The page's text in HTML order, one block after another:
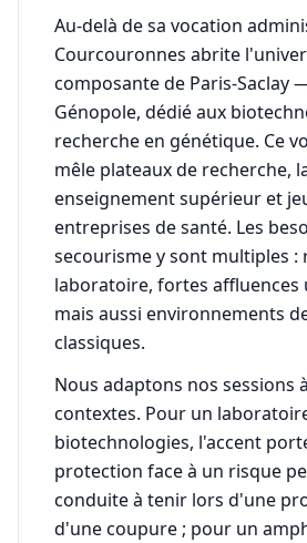
Au-delà de sa vocation
Courcouronnes abrite
composante de Paris-Saclay
Génopole, dédié aux
recherche en génétique. Ce
mêle plateaux de recherche,
enseignement supérieur et
entreprises de santé. Les
secourisme y sont multiples :
laboratoire, fortes affluences
mais aussi environnements
classiques.
Nous adaptons nos sessions
contextes. Pour un
biotechnologies, l'accent
protection face à un risque
conduite à tenir lors d'une
d'une coupure ; pour un